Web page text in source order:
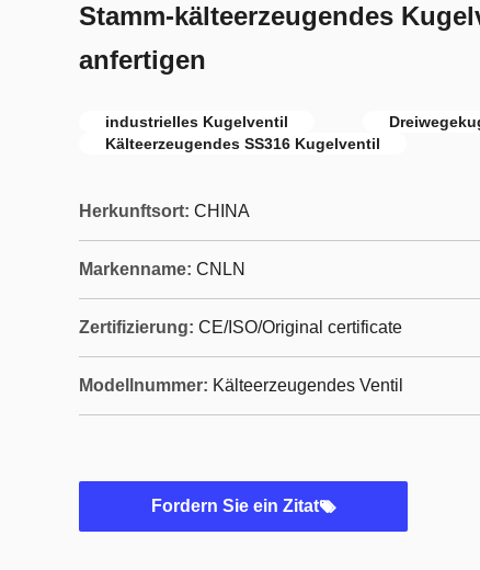
Stamm-kälteerzeugendes
anfertigen
industrielles Kugelventil
Kälteerzeugendes SS316 Kugelventil
Herkunftsort: CHINA
Markenname: CNLN
Zertifizierung: CE/ISO/Original certificate
Modellnummer: Kälteerzeugendes Ventil
Fordern Sie ein Zitat